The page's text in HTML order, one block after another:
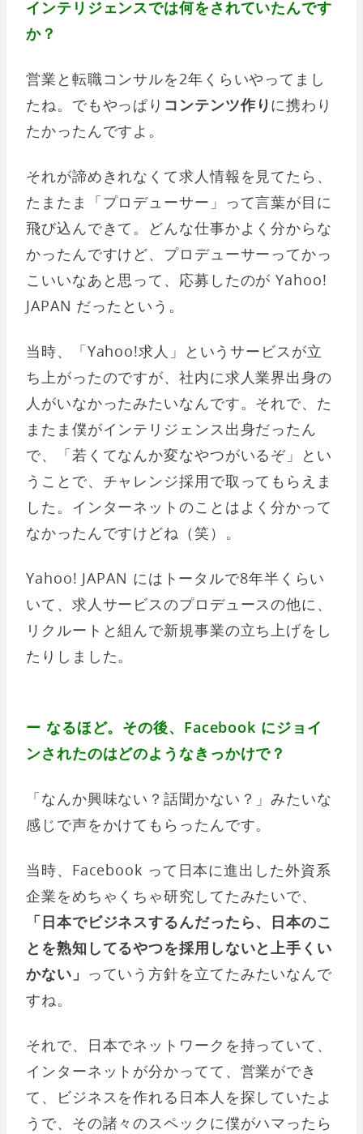
インテリジェンスでは何をされていたんです
か？
営業と転職コンサルを2年くらいやってまし
たね。でもやっぱり コンテンツ作りに携わり
たかったんですよ。
それが諦めきれなくて求人情報を見てたら、
たまたま「プロデューサー」って言葉が目に
飛び込んできて。どんな仕事かよく分からな
かったんですけど、プロデューサーってかっ
こいいなあと思って、応募したのが Yahoo!
JAPAN だったという。
当時、「Yahoo!求人」というサービスが立
ち上がったのですが、社内に求人業界出身の
人がいなかったみたいなんです。それで、た
またま僕がインテリジェンス出身だったん
で、「若くてなんか変なやつがいるぞ」とい
うことで、チャレンジ採用で取ってもらえま
した。インターネットのことはよく分かって
なかったんですけどね（笑）。
Yahoo! JAPAN にはトータルで8年半くらい
いて、求人サービスのプロデュースの他に、
リクルートと組んで新規事業の立ち上げをし
たりしました。
ー なるほど。その後、Facebook にジョイ
ンされたのはどのようなきっかけで？
「なんか興味ない？話聞かない？」みたいな
感じで声をかけてもらったんです。
当時、Facebook って日本に進出した外資系
企業をめちゃくちゃ研究してたみたいで、
「日本でビジネスするんだったら、日本のこ
とを熟知してるやつを採用しないと上手くい
かない」 っていう方針を立てたみたいなんで
すね。
それで、日本でネットワークを持っていて、
インターネットが分かってて、営業ができ
て、ビジネスを作れる日本人を探していたよ
うで、その諸々のスペックに僕がハマったら